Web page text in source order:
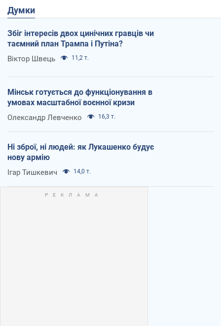
Думки
Збіг інтересів двох цинічних гравців чи
таємний план Трампа і Путіна?
Віктор Швець 11,2 т.
Мінськ готується до функціонування в
умовах масштабної воєнної кризи
Олександр Левченко 16,3 т.
Ні зброї, ні людей: як Лукашенко будує
нову армію
Ігар Тишкевич 14,0 т.